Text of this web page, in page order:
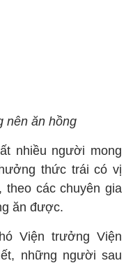
nên ăn hồng
nhiều người mong
thức trái có vị
theo các chuyên gia
ăn được.
Viện trưởng Viện
những người sau